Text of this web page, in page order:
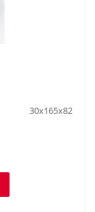
30х165х82